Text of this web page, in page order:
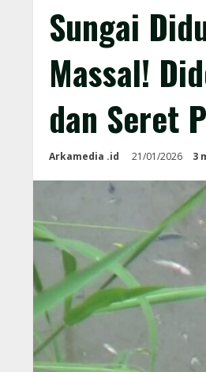
Sungai
Massal!
dan Seret
Arkamedia .id 21/01/2026 3